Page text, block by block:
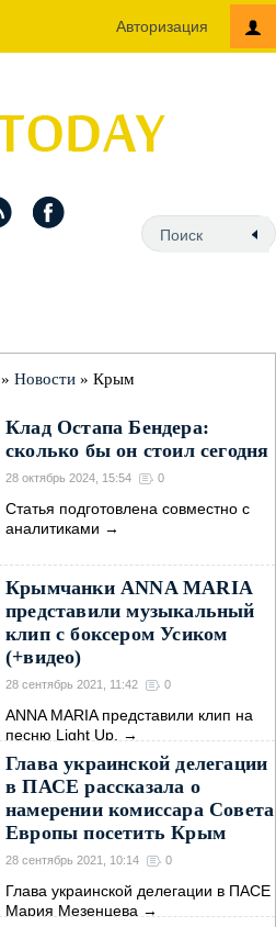
Авторизация
» Новости » Крым
Клад Остапа Бендера:
сколько бы он стоил сегодня
28 октябрь 2024, 15:54 0
Статья подготовлена совместно с
аналитиками →
Крымчанки ANNA MARIA
представили музыкальный
клип с боксером Усиком
(+видео)
28 сентябрь 2021, 11:42 0
ANNA MARIA представили клип на
песню Light Up,
→
Глава украинской делегации
в ПАСЕ рассказала о
намерении комиссара Совета
Европы посетить Крым
28 сентябрь 2021, 10:14 0
Глава украинской делегации в ПАСЕ
Мария Мезенцева →